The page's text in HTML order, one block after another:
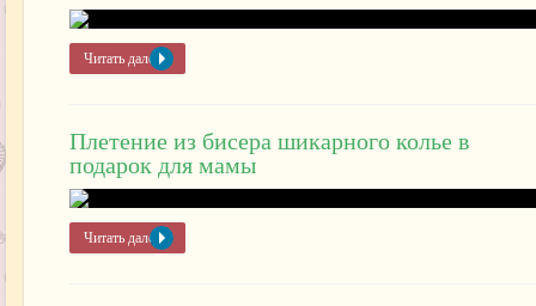
Читать далее »
Плетение из бисера шикарного колье в
подарок для мамы
Читать далее »